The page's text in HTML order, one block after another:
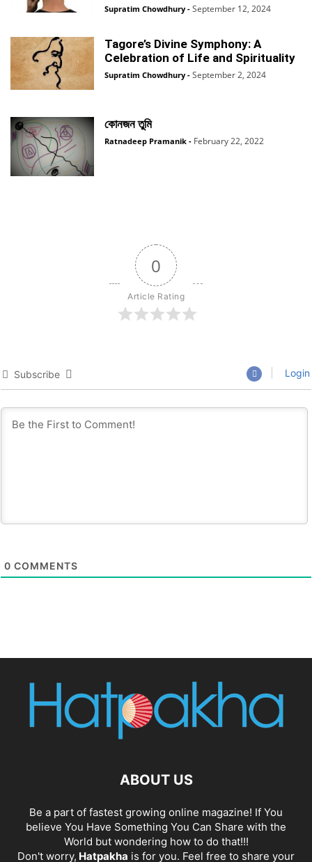
Supratim Chowdhury - September 12, 2024
Tagore’s Divine Symphony: A
Celebration of Life and Spirituality
Supratim Chowdhury - September 2, 2024
কোনজন তুমি
Ratnadeep Pramanik - February 22, 2022
0
Article Rating
Subscribe Login
0 COMMENTS
ABOUT US
Be a part of fastest growing online magazine! If You
believe You Have Something You Can Share with the
World but wondering how to do that!!!
Don't worry, Hatpakha is for you. Feel free to share your